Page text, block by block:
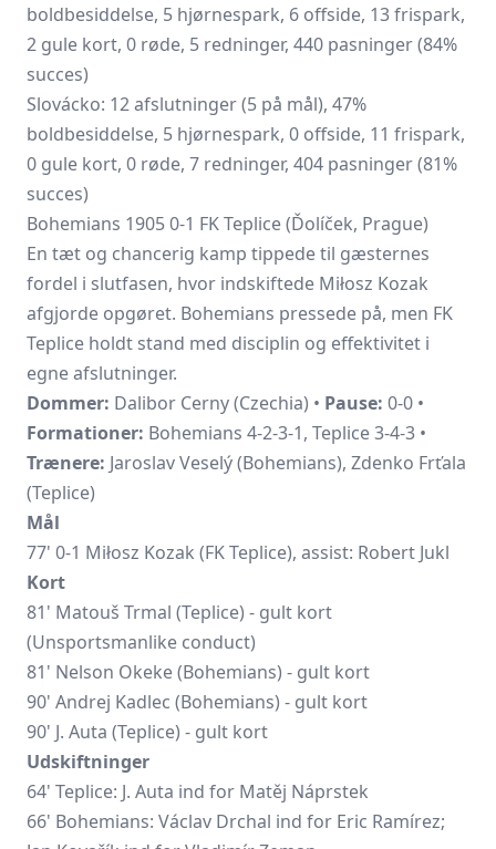
boldbesiddelse, 5 hjørnespark, 6 offside, 13 frispark,
2 gule kort, 0 røde, 5 redninger, 440 pasninger (84%
succes)
Slovácko: 12 afslutninger (5 på mål), 47%
boldbesiddelse, 5 hjørnespark, 0 offside, 11 frispark,
0 gule kort, 0 røde, 7 redninger, 404 pasninger (81%
succes)
Bohemians 1905 0-1 FK Teplice (Ďolíček, Prague)
En tæt og chancerig kamp tippede til gæsternes
fordel i slutfasen, hvor indskiftede Miłosz Kozak
afgjorde opgøret. Bohemians pressede på, men FK
Teplice holdt stand med disciplin og effektivitet i
egne afslutninger.
Dommer: Dalibor Cerny (Czechia) • Pause: 0-0 •
Formationer: Bohemians 4-2-3-1, Teplice 3-4-3 •
Trænere: Jaroslav Veselý (Bohemians), Zdenko Frťala
(Teplice)
Mål
77' 0-1 Miłosz Kozak (FK Teplice), assist: Robert Jukl
Kort
81' Matouš Trmal (Teplice) - gult kort
(Unsportsmanlike conduct)
81' Nelson Okeke (Bohemians) - gult kort
90' Andrej Kadlec (Bohemians) - gult kort
90' J. Auta (Teplice) - gult kort
Udskiftninger
64' Teplice: J. Auta ind for Matěj Náprstek
66' Bohemians: Václav Drchal ind for Eric Ramírez;